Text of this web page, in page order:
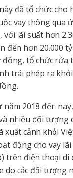
đã tổ chức cho
vay thông qua
lãi suất hơn
đến hơn 20.000
đồng, tổ chức rửa
trái phép ra
2018 đến
nhiều đối tượng
xuất cảnh khỏi
động cho vay
trên điện thoại di
do các đối tượng